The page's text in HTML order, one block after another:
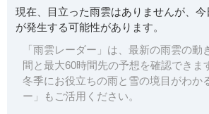
現在、目立った雨雲はありませんが、
が発生する可能性があります。
「雨雲レーダー」は、最新の雨雲の動
間と最大60時間先の予想を確認できま
冬季にお役立ちの雨と雪の境目がわか
ー」もご活用ください。